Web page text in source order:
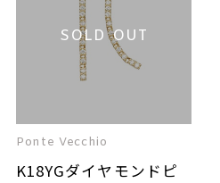
SOLD OUT
Ponte Vecchio
K18YGダイヤモンドピ